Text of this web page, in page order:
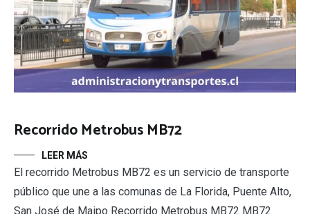
Recorrido Metrobus MB72
LEER MÁS
El recorrido Metrobus MB72 es un servicio de transporte
público que une a las comunas de La Florida, Puente Alto,
San José de Maipo Recorrido Metrobus MB72 MB72